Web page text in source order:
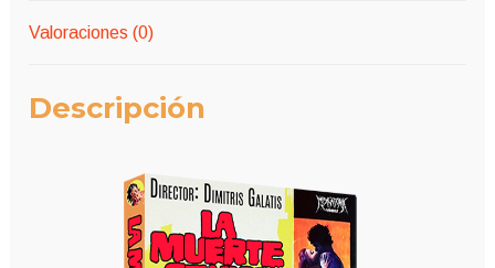
Valoraciones (0)
Descripción